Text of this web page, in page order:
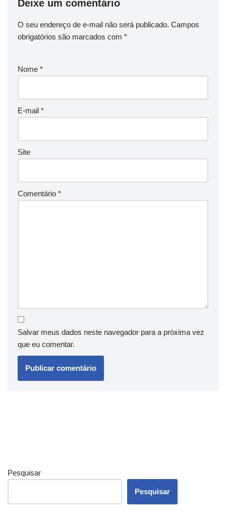
Deixe um comentário
O seu endereço de e-mail não será publicado. Campos
obrigatórios são marcados com *
Nome *
E-mail *
Site
Comentário *
Salvar meus dados neste navegador para a próxima vez
que eu comentar.
Pesquisar
Pesquisar